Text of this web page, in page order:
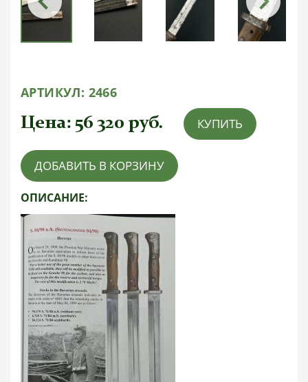
АРТИКУЛ: 2466
Цена: 56 320 руб. КУПИТЬ
ДОБАВИТЬ В КОРЗИНУ
ОПИСАНИЕ: